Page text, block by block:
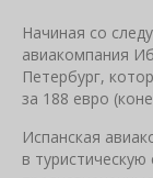
Начиная со
авиакомпания
Петербург,
за 188 евро
Испанская
в